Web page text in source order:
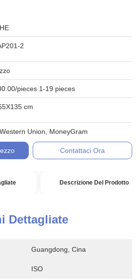
2
pieces 1-19 pieces
cm
Union, MoneyGram
Contattaci Ora
Descrizione Del Prodotto
Dettagliate
Guangdong, Cina
ISO